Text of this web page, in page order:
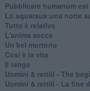
Pubblicare humanum est
Lo squaraus:una notte
Tutto è relativo
L'anima secca
Un bel mortorio
Cosi è la vita
Il tango
​Uomini & rettili - The
​Uomini & rettili - La fine